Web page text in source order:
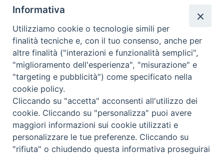
Rubriche
Chi siamo
Come abbonarsi
Contatti
Informativa
Utilizziamo cookie o tecnologie simili per
finalità tecniche e, con il tuo consenso, anche per
altre finalità ("interazioni e funzionalità semplici",
"miglioramento dell'esperienza", "misurazione" e
"targeting e pubblicità") come specificato nella
cookie policy.
Cliccando su "accetta" acconsenti all'utilizzo dei
cookie. Cliccando su "personalizza" puoi avere
maggiori informazioni sui cookie utilizzati e
personalizzare le tue preferenze. Cliccando su
"rifiuta" o chiudendo questa informativa proseguirai